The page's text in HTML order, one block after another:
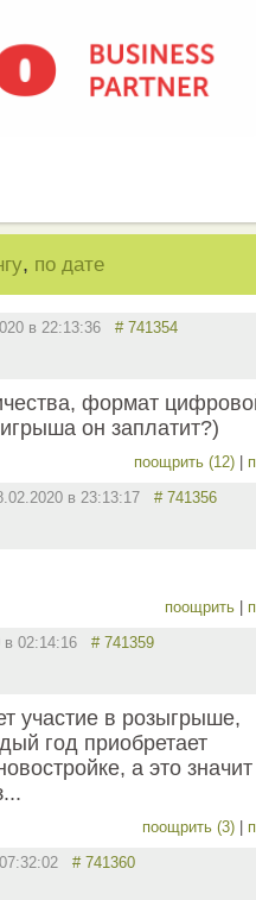
, по дате
в 22:13:36 # 741354
формат
он заплатит?)
поощрить (12)
в 23:13:17 # 741356
поощрить
в 02:14:16 # 741359
участие в розыгрыше,
год приобретает
а это значит
поощрить (3)
# 741360